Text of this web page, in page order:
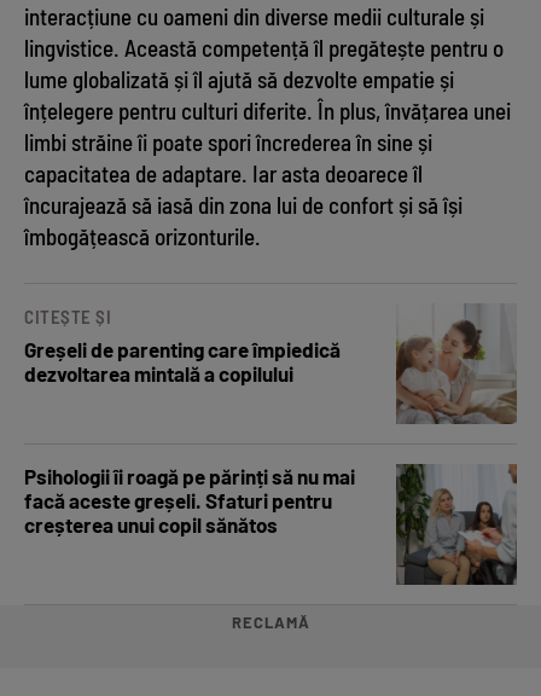
interacțiune cu oameni din diverse medii culturale și
lingvistice. Această competență îl pregătește pentru o
lume globalizată și îl ajută să dezvolte empatie și
înțelegere pentru culturi diferite. În plus, învățarea unei
limbi străine îi poate spori încrederea în sine și
capacitatea de adaptare. Iar asta deoarece îl
încurajează să iasă din zona lui de confort și să își
îmbogățească orizonturile.
CITEȘTE ȘI
Greșeli de parenting care împiedică
dezvoltarea mintală a copilului
Psihologii îi roagă pe părinți să nu mai
facă aceste greșeli. Sfaturi pentru
creșterea unui copil sănătos
RECLAMĂ